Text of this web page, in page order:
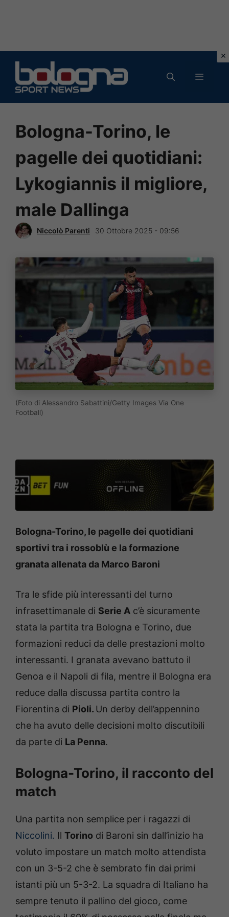
contenuto
MENU
Bologna-Torino, le
pagelle dei quotidiani:
Lykogiannis il migliore,
male Dallinga
Niccolò Parenti 30 Ottobre 2025 - 09:56
(Foto di Alessandro Sabattini/Getty Images Via One
Football)
Bologna-Torino, le pagelle dei quotidiani
sportivi tra i rossoblù e la formazione
granata allenata da Marco Baroni
Tra le sfide più interessanti del turno
infrasettimanale di Serie A c’è sicuramente
stata la partita tra Bologna e Torino, due
formazioni reduci da delle prestazioni molto
interessanti. I granata avevano battuto il
Genoa e il Napoli di fila, mentre il Bologna era
reduce dalla discussa partita contro la
Fiorentina di Pioli. Un derby dell’appennino
che ha avuto delle decisioni molto discutibili
da parte di La Penna.
Bologna-Torino, il racconto del
match
Una partita non semplice per i ragazzi di
Niccolini. Il Torino di Baroni sin dall’inizio ha
voluto impostare un match molto attendista
con un 3-5-2 che è sembrato fin dai primi
istanti più un 5-3-2. La squadra di Italiano ha
sempre tenuto il pallino del gioco, come